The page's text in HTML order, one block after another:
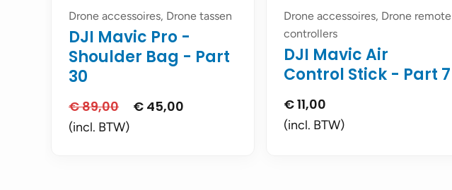
Drone accessoires, Drone tassen
DJI Mavic Pro -
Shoulder Bag - Part
30
€89,00
Oorspronkelijke
€ 45,00
(incl. BTW)
Drone accessoires, Drone remote
controllers
DJI Mavic Air
Control Stick - Part 7
€11,00
(incl. BTW)